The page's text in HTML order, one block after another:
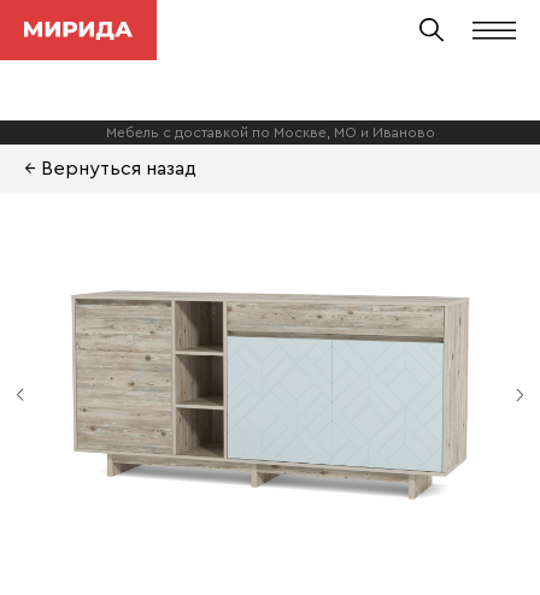
Мебель с доставкой по Москве, МО и Иваново
← Вернуться назад